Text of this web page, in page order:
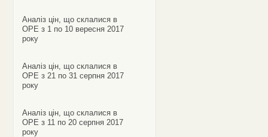
Аналіз цін, що склалися в
ОРЕ з 1 по 10 вересня 2017
року
Аналіз цін, що склалися в
ОРЕ з 21 по 31 серпня 2017
року
Аналіз цін, що склалися в
ОРЕ з 11 по 20 серпня 2017
року